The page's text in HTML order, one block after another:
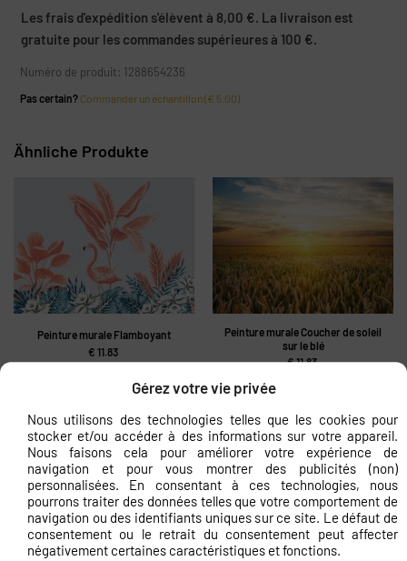
Gérez votre vie privée
Nous utilisons des technologies telles que les cookies pour
stocker et/ou accéder à des informations sur votre appareil.
Nous faisons cela pour améliorer votre expérience de
navigation et pour vous montrer des publicités (non)
personnalisées. En consentant à ces technologies, nous
pourrons traiter des données telles que votre comportement de
navigation ou des identifiants uniques sur ce site. Le défaut de
consentement ou le retrait du consentement peut affecter
négativement certaines caractéristiques et fonctions.
Les frais d'expédition s'élèvent à 8,00 €. La livraison est
gratuite pour les commandes supérieures à 100 €.
Numéro de produit: 1288654236
Pas certain? Commander un échantillon (€ 5.00)
Ähnliche Produkte
Peinture murale Flamboyant
€ 11.83
Peinture murale Coucher de soleil
sur le blé
€11.83
Peinture murale Animaux de la forêt
Peinture murale Marbre rose